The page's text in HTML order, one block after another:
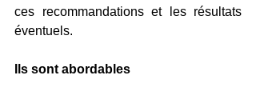
ces recommandations et les résultats
éventuels.
Ils sont abordables